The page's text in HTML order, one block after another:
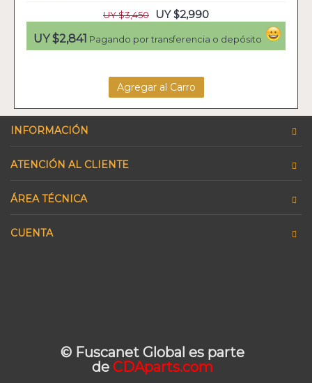
UY $3,450
UY $2,990
UY $2,841 Pagando por transferencia o depósito
Agregar al Carro
INFORMACIÓN
ATENCIÓN AL CLIENTE
ÁREA TÉCNICA
CUENTA
© Fuscanet Global es parte
de CDAparts.com